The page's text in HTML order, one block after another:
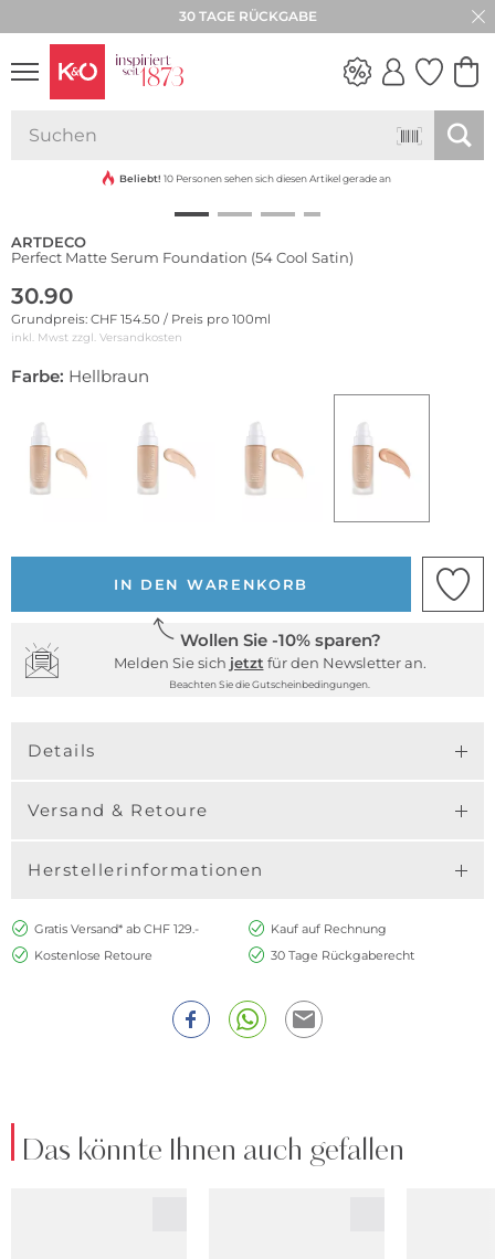
30 TAGE RÜCKGABE
VIBES
Beliebt! 10 Personen sehen sich diesen Artikel gerade an
ARTDECO
Perfect Matte Serum Foundation (54 Cool Satin)
30.90
Grundpreis: CHF 154.50 / Preis pro 100ml
inkl. Mwst zzgl. Versandkosten
Farbe: Hellbraun
IN DEN WARENKORB
Wollen Sie -10% sparen?
Melden Sie sich jetzt für den Newsletter an.
Beachten Sie die Gutscheinbedingungen.
Details
Versand & Retoure
Herstellerinformationen
Gratis Versand* ab CHF 129.-
Kauf auf Rechnung
Kostenlose Retoure
30 Tage Rückgaberecht
Das könnte Ihnen auch gefallen